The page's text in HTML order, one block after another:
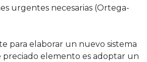
urgentes necesarias (Ortega-
para elaborar un nuevo sistema
preciado elemento es adoptar un